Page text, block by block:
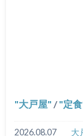
大戸屋 / 定食
2026.08.07
大